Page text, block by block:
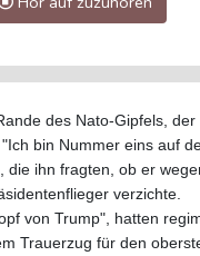
des Nato-Gipfels,
bin Nummer eins auf
die ihn fragten, ob er
verzichte.
von Trump", hatten
Trauerzug für den